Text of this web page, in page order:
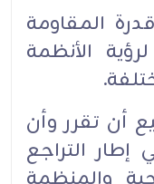
المقاومة
الأنظمة
أن تقرر وأن
التراجع